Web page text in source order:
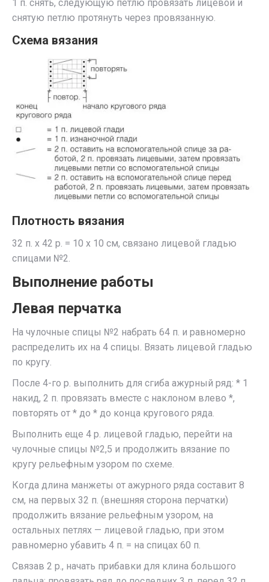
1 п. снять, следующую петлю провязать лицевой и
снятую петлю протянуть через провязанную.
Схема вязания
Плотность вязания
32 п. х 42 р. = 10 x 10 см, связано лицевой гладью
спицами №2.
Выполнение работы
Левая перчатка
На чулочные спицы №2 набрать 64 п. и равномерно
распределить их на 4 спицы. Вязать лицевой гладью
по кругу.
После 4-го р. выполнить для сгиба ажурный ряд: * 1
накид, 2 п. провязать вместе с наклоном влево *,
повторять от * до * до конца кругового ряда.
Выполнить еще 4 р. лицевой гладью, перейти на
чулочные спицы №2,5 и продолжить вязание по
кругу рельефным узором по схеме.
Когда длина манжеты от ажурного ряда составит 8
см, на первых 32 п. (внешняя сторона перчатки)
продолжить вязание рельефным узором, на
остальных петлях — лицевой гладью, при этом
равномерно убавить 4 п. = на спицах 60 п.
Связав 2 р., начать прибавки для клина большого